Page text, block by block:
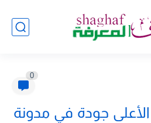
0
جودة في مدونة